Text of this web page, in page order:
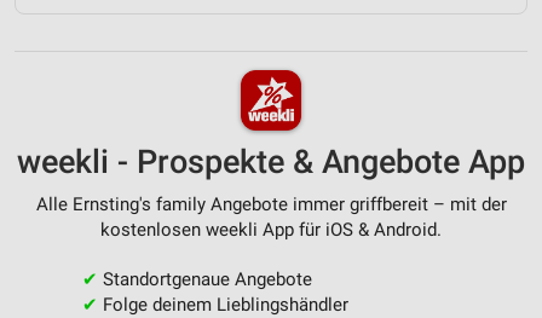
weekli - Prospekte & Angebote App
Alle Ernsting's family Angebote immer griffbereit – mit der
kostenlosen weekli App für iOS & Android.
✔ Standortgenaue Angebote
✔ Folge deinem Lieblingshändler